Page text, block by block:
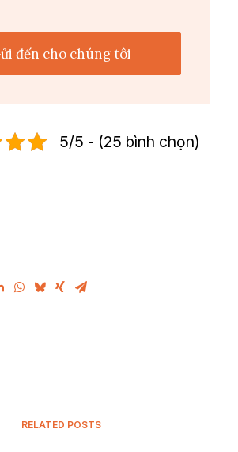
5/5 - (25 bình chọn)
RELATED POSTS